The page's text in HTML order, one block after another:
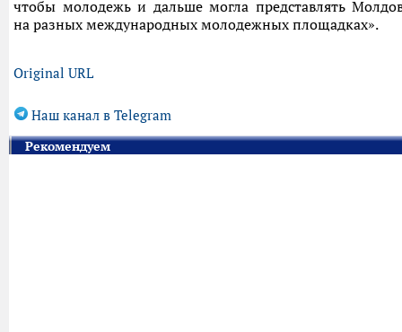
чтобы молодежь и дальше могла представлять
на разных международных молодежных площадках».
Original URL
Наш канал в Telegram
Рекомендуем